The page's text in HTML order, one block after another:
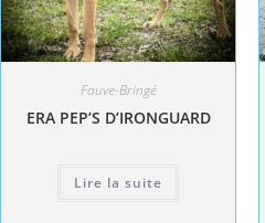
Fauve-Bringé
ERA PEP’S D’IRONGUARD
Lire la suite